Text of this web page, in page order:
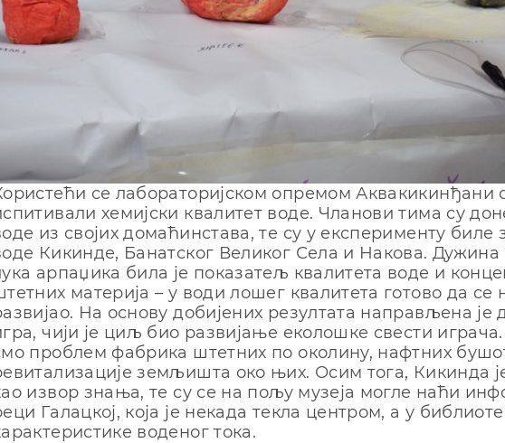
се лабораторијском опремом Аквакикинђани
хемијски квалитет воде. Чланови тима су
из својих домаћинстава, те су у експерименту биле
Кикинде, Банатског Великог Села и Накова. Дужина
арпаџика била је показатељ квалитета воде и
материја – у води лошег квалитета готово да се
На основу добијених резултата направљена је
чији је циљ био развијање еколошке свести
проблем фабрика штетних по околину, нафтних
земљишта око њих. Осим тога, Кикинда
извор знања, те су се на пољу музеја могле наћи
Галацкој, која је некада текла центром, а у
воденог тока.